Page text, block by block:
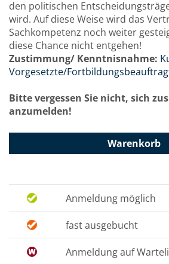
den politischen
wird. Auf diese Weise wird das
Sachkompetenz noch weiter
diese Chance nicht entgehen!
Zustimmung/ Kenntnisnahme:
Vorgesetzte/
Bitte vergessen Sie nicht, sich
anzumelden!
Warenkorb
Anmeldung möglich
fast ausgebucht
Anmeldung auf